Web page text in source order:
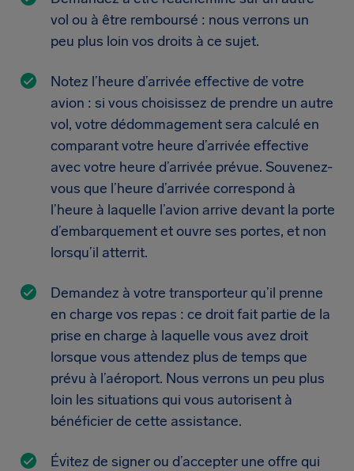
vol ou à être remboursé : nous verrons un
peu plus loin vos droits à ce sujet.
Notez l’heure d’arrivée effective de votre
avion : si vous choisissez de prendre un autre
vol, votre dédommagement sera calculé en
comparant votre heure d’arrivée effective
avec votre heure d’arrivée prévue. Souvenez-
vous que l’heure d’arrivée correspond à
l’heure à laquelle l’avion arrive devant la porte
d’embarquement et ouvre ses portes, et non
lorsqu’il atterrit.
Demandez à votre transporteur qu’il prenne
en charge vos repas : ce droit fait partie de la
prise en charge à laquelle vous avez droit
lorsque vous attendez plus de temps que
prévu à l’aéroport. Nous verrons un peu plus
loin les situations qui vous autorisent à
bénéficier de cette assistance.
Évitez de signer ou d’accepter une offre qui